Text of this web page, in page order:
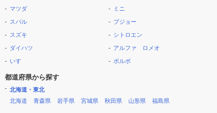
マツダ
スバル
スズキ
ダイハツ
いすゞ
ミニ
プジョー
シトロエン
アルファ ロメオ
ボルボ
都道府県から探す
北海道・東北
北海道
青森県 岩手県 宮城県 秋田県 山形県 福島県